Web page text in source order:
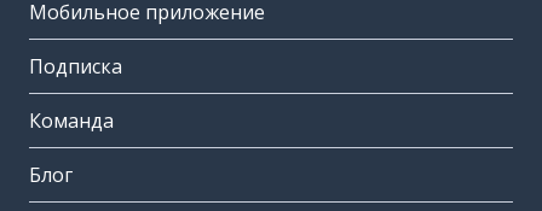
Мобильное приложение
Подписка
Команда
Блог